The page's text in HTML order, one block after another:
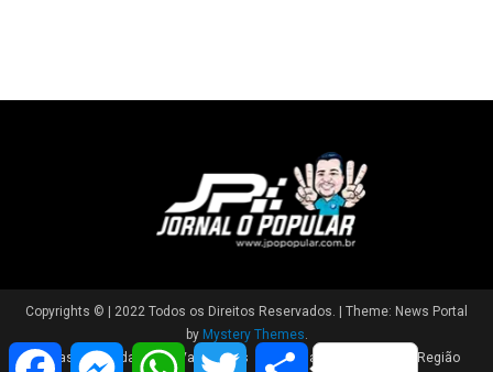
Copyrights © | 2022 Todos os Direitos Reservados.
Theme: News Portal
by Mystery Themes.
Brasil
Cidade Variedades Polícia Região
FacebookMessengerWhatsAppTwitter Share